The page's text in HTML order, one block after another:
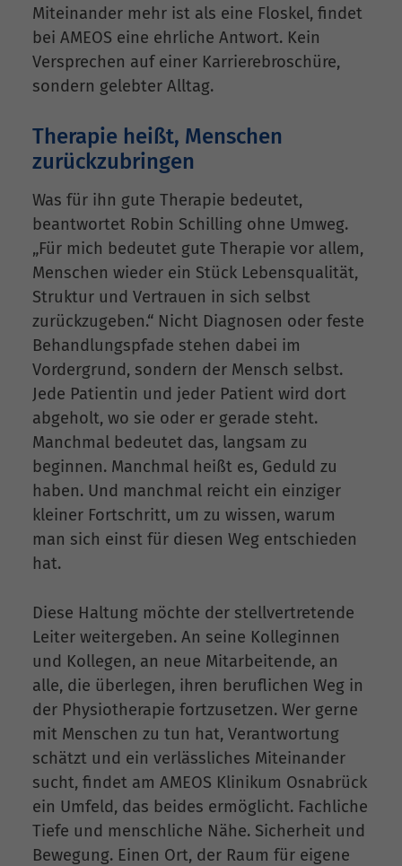
Miteinander mehr ist als eine Floskel, findet
bei AMEOS eine ehrliche Antwort. Kein
Versprechen auf einer Karrierebroschüre,
sondern gelebter Alltag.
Therapie heißt, Menschen
zurückzubringen
Was für ihn gute Therapie bedeutet,
beantwortet Robin Schilling ohne Umweg.
„Für mich bedeutet gute Therapie vor allem,
Menschen wieder ein Stück Lebensqualität,
Struktur und Vertrauen in sich selbst
zurückzugeben.“ Nicht Diagnosen oder feste
Behandlungspfade stehen dabei im
Vordergrund, sondern der Mensch selbst.
Jede Patientin und jeder Patient wird dort
abgeholt, wo sie oder er gerade steht.
Manchmal bedeutet das, langsam zu
beginnen. Manchmal heißt es, Geduld zu
haben. Und manchmal reicht ein einziger
kleiner Fortschritt, um zu wissen, warum
man sich einst für diesen Weg entschieden
hat.
Diese Haltung möchte der stellvertretende
Leiter weitergeben. An seine Kolleginnen
und Kollegen, an neue Mitarbeitende, an
alle, die überlegen, ihren beruflichen Weg in
der Physiotherapie fortzusetzen. Wer gerne
mit Menschen zu tun hat, Verantwortung
schätzt und ein verlässliches Miteinander
sucht, findet am AMEOS Klinikum Osnabrück
ein Umfeld, das beides ermöglicht. Fachliche
Tiefe und menschliche Nähe. Sicherheit und
Bewegung. Einen Ort, der Raum für eigene